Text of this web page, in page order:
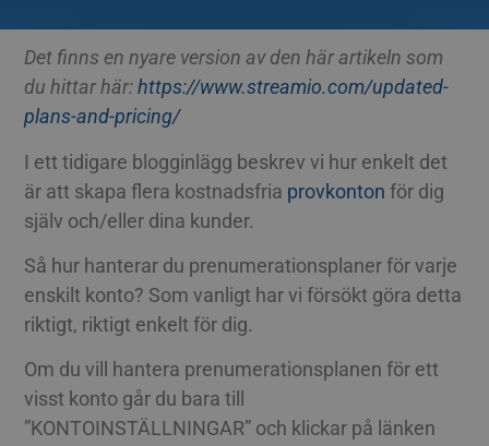
Det finns en nyare version av den här artikeln som
du hittar här:https://www.streamio.com/updated-
plans-and-pricing/
I ett tidigare blogginlägg beskrev vi hur enkelt det
är att skapa flera kostnadsfria provkonton för dig
själv och/eller dina kunder.
Så hur hanterar du prenumerationsplaner för varje
enskilt konto? Som vanligt har vi försökt göra detta
riktigt, riktigt enkelt för dig.
Om du vill hantera prenumerationsplanen för ett
visst konto går du bara till
”KONTOINSTÄLLNINGAR” och klickar på länken